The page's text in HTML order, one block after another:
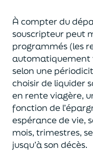
À compter du
souscripteur peut
programmés (les
automatiquement
selon une
choisirde liquider
en rente viagère,
fonction de
espérance de vie,
mois, trimestres,
jusqu’à son décès.